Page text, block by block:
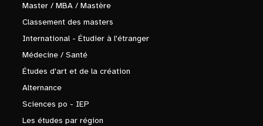
Master / MBA / Mastère
Classement des masters
International - Étudier à l'étranger
Médecine / Santé
Études d'art et de la création
Alternance
Sciences po - IEP
Les études par région